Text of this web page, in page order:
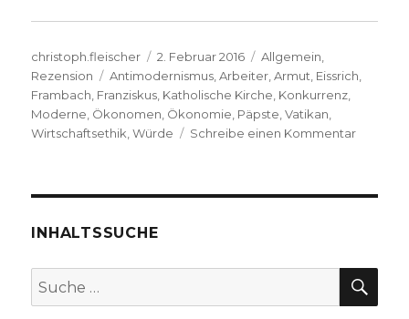
Autor
christoph.fleischer
Veröffentlicht
am
2. Februar 2016 Kategorien
Allgemein
Rezension
Schlagwörter
Antimodernismus ,Arbeiter ,Armut Eissrich
Frambach Franziskus Katholische Kirche Konkurrenz
Moderne Ökonomen Ökonomie Päpste ,Vatikan
Wirtschaftsethik ,Würde Schreibe einen Kommentarzu
Welver
2016
INHALTSSUCHE
Suche
nach: